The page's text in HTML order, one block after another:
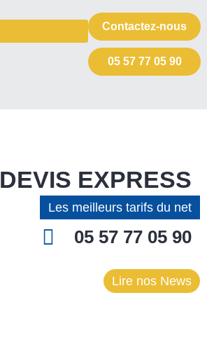
Contactez-nous
05 57 77 05 90
DEVIS EXPRESS
Les meilleurs tarifs du net
05 57 77 05 90
Lire nos News